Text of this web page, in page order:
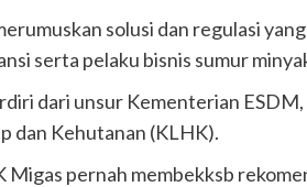
solusi dan regulasi
serta pelaku bisnis sumur
dari unsur Kementerian
dan Kehutanan (KLHK).
pernah membekksb